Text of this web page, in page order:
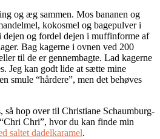
og æg sammen. Mos bananen og
kokosmel og bagepulver i
og fordel dejen i muffinforme af
Bag kagerne i ovnen ved 200
til de er gennembagte. Lad kagerne
Jeg kan godt lide at sætte mine
smule “hårdere”, men det behøves
hop over til Christiane Schaumburg-
Chri”, hvor du kan finde min
saltet dadelkaramel.